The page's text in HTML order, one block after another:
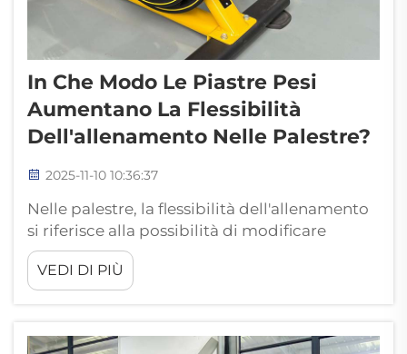
In Che Modo Le Piastre Pesi
Aumentano La Flessibilità
Dell'allenamento Nelle Palestre?
2025-11-10 10:36:37
Nelle palestre, la flessibilità dell'allenamento
si riferisce alla possibilità di modificare
l'intensità dell'esercizio, adattarsi a diversi
obiettivi di allenamento e soddisfare le
esigenze di utenti con livelli differenti.
piastre pesi, influisce direttamente su questa
VEDI DI PIÙ